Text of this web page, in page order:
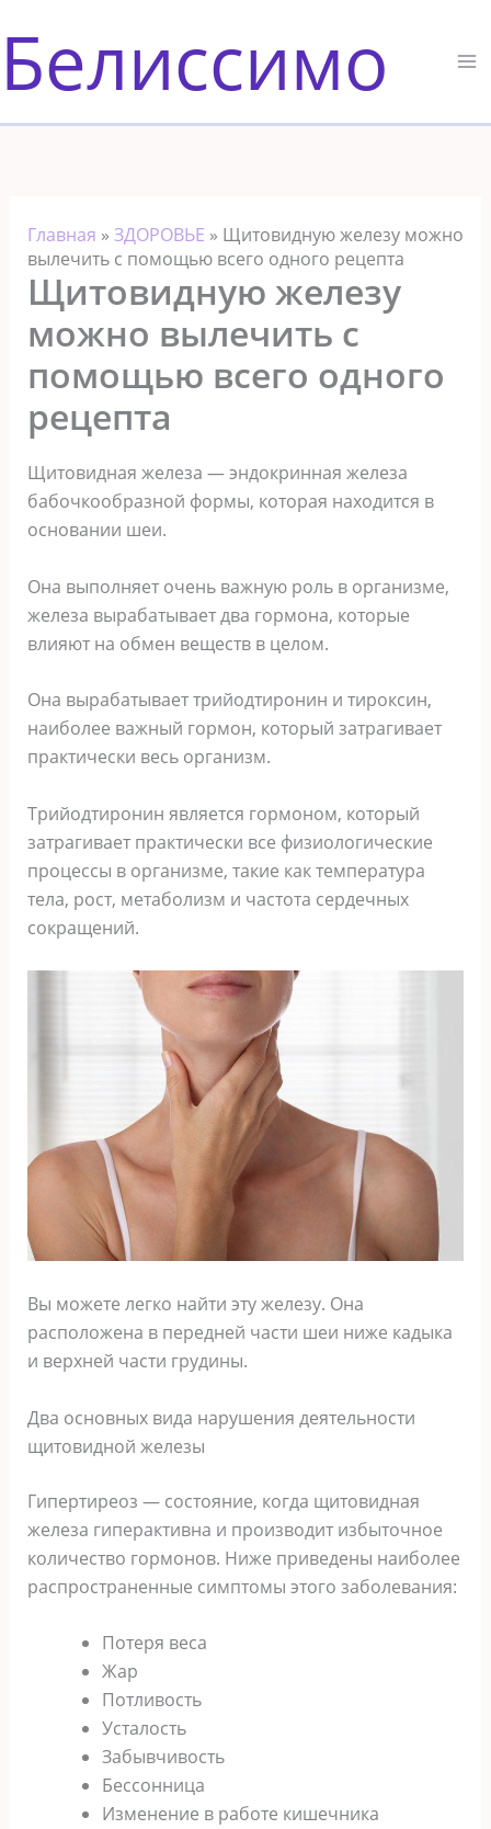
к
содержимому
Белиссимо
Главная » ЗДОРОВЬЕ » Щитовидную железу можно
вылечить с помощью всего одного рецепта
Щитовидную железу
можно вылечить с
помощью всего одного
рецепта
Щитовидная железа — эндокринная железа
бабочкообразной формы, которая находится в
основании шеи.
Она выполняет очень важную роль в организме,
железа вырабатывает два гормона, которые
влияют на обмен веществ в целом.
Она вырабатывает трийодтиронин и тироксин,
наиболее важный гормон, который затрагивает
практически весь организм.
Трийодтиронин является гормоном, который
затрагивает практически все физиологические
процессы в организме, такие как температура
тела, рост, метаболизм и частота сердечных
сокращений.
Вы можете легко найти эту железу. Она
расположена в передней части шеи ниже кадыка
и верхней части грудины.
Два основных вида нарушения деятельности
щитовидной железы
Гипертиреоз — состояние, когда щитовидная
железа гиперактивна и производит избыточное
количество гормонов. Ниже приведены наиболее
распространенные симптомы этого заболевания:
Потеря веса
Жар
Потливость
Усталость
Забывчивость
Бессонница
Изменение в работе кишечника